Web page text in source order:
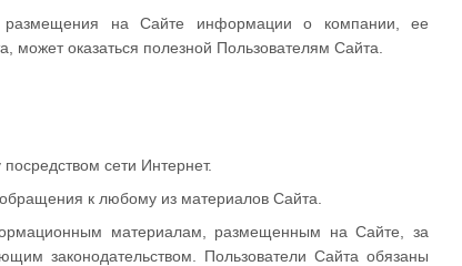
размещения на Сайте информации о компании, ее
оказаться полезной Пользователям Сайта.
сети Интернет.
к любому из материалов Сайта.
материалам, размещенным на Сайте, за
законодательством. Пользователи Сайта обязаны